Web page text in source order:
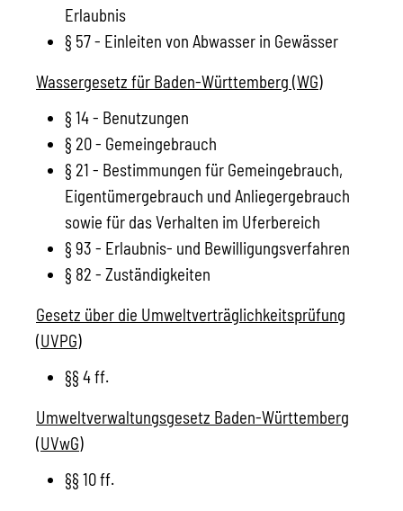
Erlaubnis
§ 57 - Einleiten von Abwasser in Gewässer
Wassergesetz für Baden-Württemberg (WG)
§ 14 - Benutzungen
§ 20 - Gemeingebrauch
§ 21 - Bestimmungen für Gemeingebrauch,
Eigentümergebrauch und Anliegergebrauch
sowie für das Verhalten im Uferbereich
§ 93 - Erlaubnis- und Bewilligungsverfahren
§ 82 - Zuständigkeiten
Gesetz über die Umweltverträglichkeitsprüfung
(UVPG)
§§ 4 ff.
Umweltverwaltungsgesetz Baden-Württemberg
(UVwG)
§§ 10 ff.